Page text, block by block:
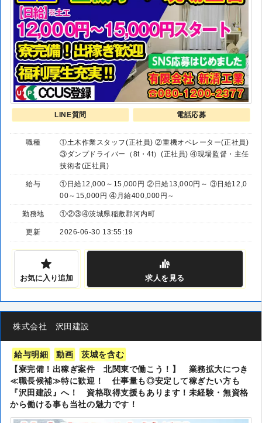
LINE質問 電話応募
職種
①土木作業スタッフ(正社員) ②重機オペレーター(正社員)
③ダンプドライバー（8t・4t）(正社員) ④現場監督・主任
技術者(正社員)
給与
①日給12,000～15,000円 ②日給13,000円～ ③日給12,0
00～15,000円 ④月給400,000円～
勤務地 ①②③④茨城県稲敷郡河内町
更新 2026-06-30 13:55:19
お気に入り追加 求人 を見る
株式会社 沢田建設
給与明細 動画
茨城を含む
【寮完備！出稼ぎ案件 北関東で働こう！】 業務拡大につき
≪職長候補≫特に歓迎！ 仕事量も◎安定して稼ぎたい方も
『沢田建設』へ！ 資格取得支援もあります！未経験・無資格
から働ける事も当社の魅力です！